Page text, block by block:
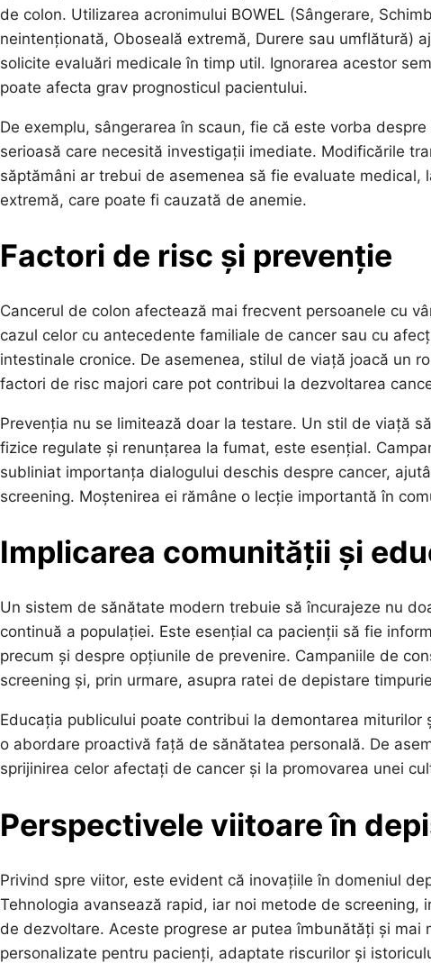
de colon. Utilizarea acronimului BOWEL (Sângerare,
neintenționată, Oboseală extremă, Durere sau umflătură)
solicite evaluări medicale în timp util. Ignorarea acestor
poate afecta grav prognosticul pacientului.
De exemplu, sângerarea în scaun, fie că este vorba
serioasă care necesită investigații imediate. Modificările
săptămâni ar trebui de asemenea să fie evaluate
extremă, care poate fi cauzată de anemie.
Factori de risc și prevenție
Cancerul de colon afectează mai frecvent persoanele cu
cazul celor cu antecedente familiale de cancer sau cu
intestinale cronice. De asemenea, stilul de viață joacă un
factori de risc majori care pot contribui la dezvoltarea
Prevenția nu se limitează doar la testare. Un stil de viață
fizice regulate și renunțarea la fumat, este esențial.
subliniat importanța dialogului deschis despre cancer,
screening. Moștenirea ei rămâne o lecție importantă în
Implicarea comunității și
Un sistem de sănătate modern trebuie să încurajeze nu
continuă a populației. Este esențial ca pacienții să fie
precum și despre opțiunile de prevenire. Campaniile de
screening și, prin urmare, asupra ratei de depistare
Educația publicului poate contribui la demontarea
o abordare proactivă față de sănătatea personală. De
sprijinirea celor afectați de cancer și la promovarea unei
Perspectivele viitoare în
Privind spre viitor, este evident că inovațiile în domeniul
Tehnologia avansează rapid, iar noi metode de
de dezvoltare. Aceste progrese ar putea îmbunătăți și
personalizate pentru pacienți, adaptate riscurilor și